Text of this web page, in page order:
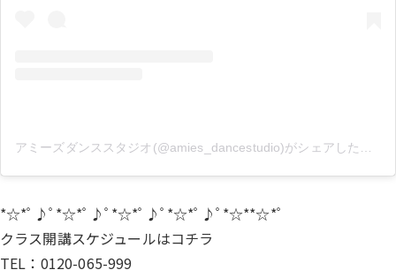
*☆*ﾟ♪ﾟ*☆*ﾟ♪ﾟ*☆*ﾟ♪ﾟ*☆*ﾟ♪ﾟ*☆**☆*ﾟ
クラス開講スケジュールはコチラ
TEL：0120-065-999